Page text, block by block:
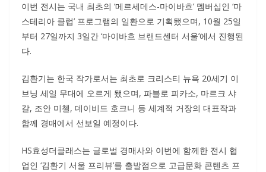
이번 전시는 국내 최초의 ‘메르세데스-마이바흐’ 멤버십인 ‘마
스테리아 클럽’ 프로그램의 일환으로 기획됐으며, 10월 25일
부터 27일까지 3일간 ‘마이바흐 브랜드센터 서울’에서 진행된
다.
김환기는 한국 작가로서는 최초로 크리스티 뉴욕 20세기 이
브닝 세일 무대에 오르게 됐으며, 파블로 피카소, 마르크 샤
갈, 조안 미첼, 데이비드 호크니 등 세계적 거장의 대표작과
함께 경매에서 선보일 예정이다.
HS효성더클래스는 글로벌 경매사와 이번에 함께한 전시 협
업인 ‘김환기 서울 프리뷰’를 출발점으로 고급문화 콘텐츠 프